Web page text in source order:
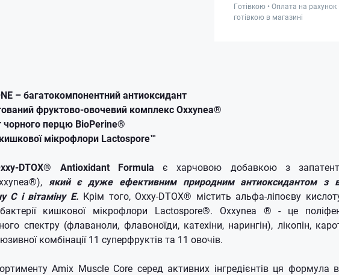
Готівкою • Оплата на
готівкою в магазині
– багатокомпонентний антиоксидант
фруктово-овочевий комплекс Oxxynea®
чорного перцю BioPerine®
кишкової мікрофлори Lactospore™
DTOX® Antioxidant Formula є харчовою добавкою з
який є дуже ефективним природним антиоксидантом з
С і вітаміну Е. Крім того, Oxxy-DTOX® містить альфа-ліпоєву
кишкової мікрофлори Lactospore®. Oxxynea ® - це
спектру (флаваноли, флавоноїди, катехіни, нарингін), лікопін,
комбінації 11 суперфруктів та 11 овочів.
Amix Muscle Core серед активних інгредієнтів ця формула